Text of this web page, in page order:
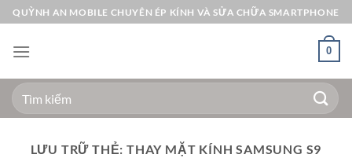
Bỏ
qua
nội
QUỲNH AN MOBILE CHUYÊN ÉP KÍNH VÀ SỬA CHỮA SMARTPHONE
0
Tìm
kiếm:
LƯU TRỮ THẺ:THAY MẶT KÍNH SAMSUNG S9